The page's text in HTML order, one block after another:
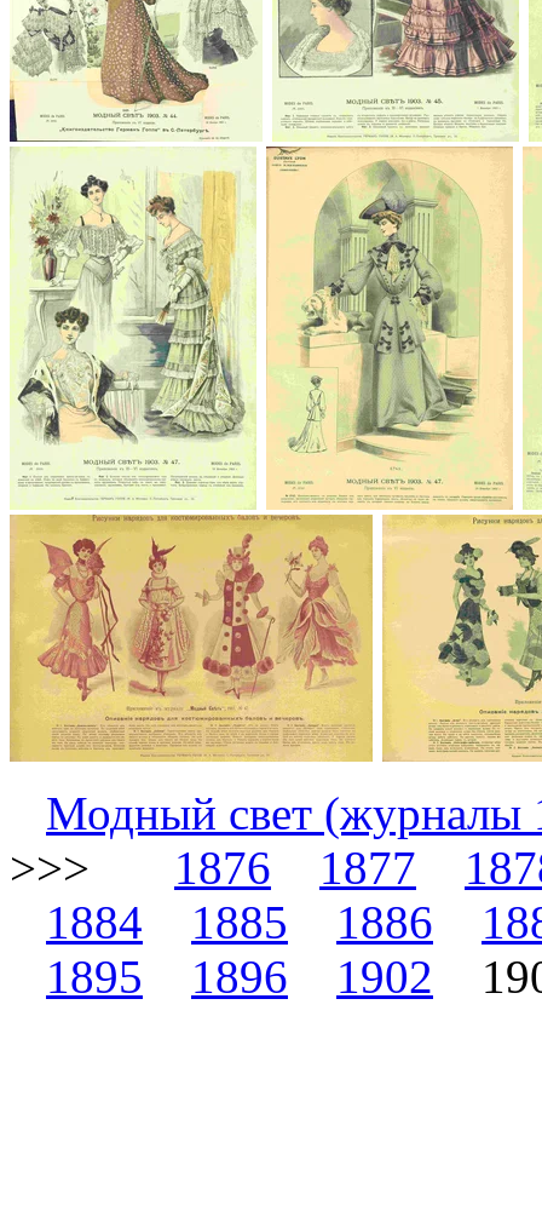
Модный свет (журналы
>>> 1876 1877
1884
1885 1886
1895
1896 1902